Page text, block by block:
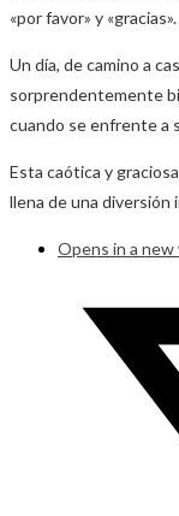
«por favor» y «gracias».
Un día, de camino a
sorprendentemente
cuando se enfrente a
Esta caótica y
llena de una diversión
Opens in a